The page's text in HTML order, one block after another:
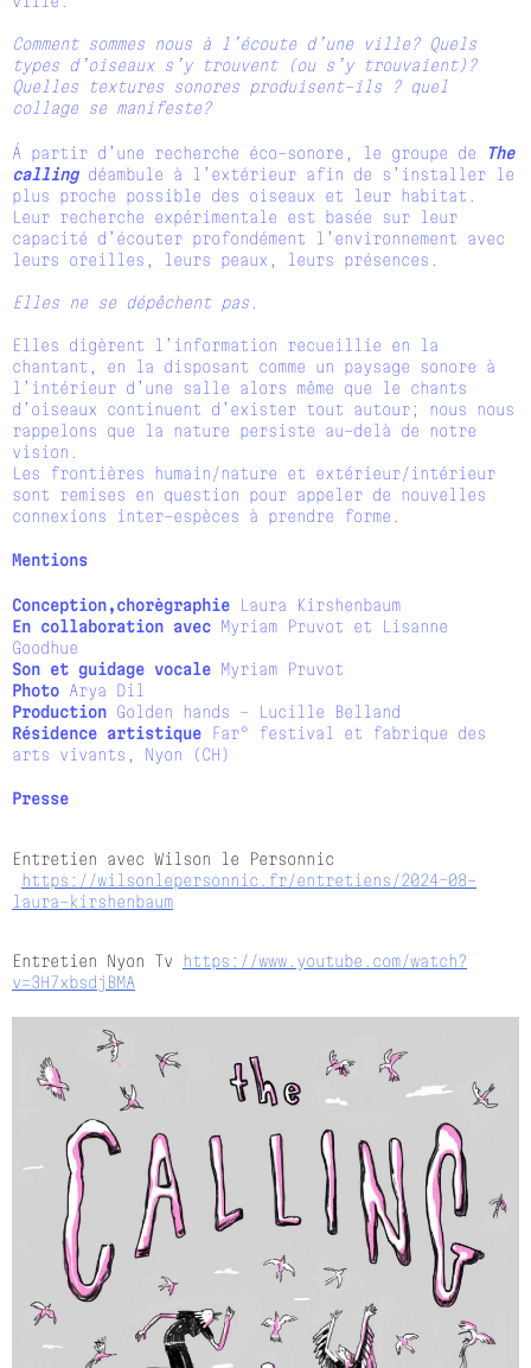
Comment sommes nous à l’écoute d’une ville? Quels
types d’oiseaux s’y trouvent (ou s’y trouvaient)?
Quelles textures sonores produisent-ils ? quel
collage se manifeste?
Á partir d’une recherche éco-sonore, le groupe de
The
calling déambule à l’extérieur afin de s’installer le
plus proche possible des oiseaux et leur habitat.
Leur recherche expérimentale est basée sur leur
capacité d’écouter profondément l’environnement avec
leurs oreilles, leurs peaux, leurs présences.
Elles ne se dépêchent pas.
Elles digèrent l’information recueillie en la
chantant, en la disposant comme un paysage sonore à
l’intérieur d’une salle alors même que le chants
d’oiseaux continuent d’exister tout autour; nous nous
rappelons que la nature persiste au-delà de notre
vision.
Les frontières humain/nature et extérieur/intérieur
sont remises en question pour appeler de nouvelles
connexions inter-espèces à prendre forme.
Mentions
Conception,chorègraphie Laura Kirshenbaum
En collaboration avec Myriam Pruvot et Lisanne
Goodhue
Son et guidage vocale Myriam Pruvot
Photo Arya Dil
Production Golden hands – Lucille Belland
Résidence artistique
Far° festival et fabrique des
arts vivants, Nyon (CH)
Presse
Entretien avec Wilson le Personnic
https://wilsonlepersonnic.fr/entretiens/2024-08-
laura-kirshenbaum
Entretien Nyon Tv
https://www.youtube.com/watch?
v=3H7xbsdjBMA